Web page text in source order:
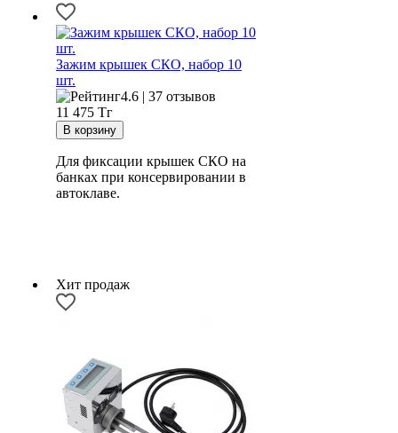
Зажим крышек СКО, набор 10
шт.
4.6 | 37 отзывов
11 475 Тг
Для фиксации крышек СКО на
банках при консервировании в
автоклаве.
Хит продаж